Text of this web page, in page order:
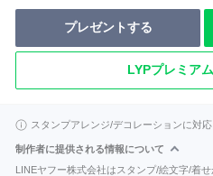
プレゼントする
LYPプレミア
スタンプアレンジ/デコレーションに対応
制作者に提供される情報について
LINEヤフー株式会社はスタンプ/絵文字/着